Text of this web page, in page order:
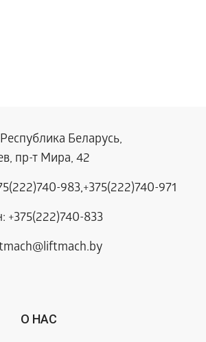
Беларусь,
пр-т Мира, 42
983,+375(222)740-971
+375(222)740-833
О НАС